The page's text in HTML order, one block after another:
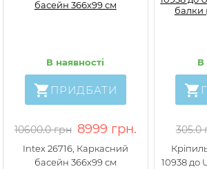
В наявності
ПРИДБАТИ
10600.0 грн 8999 грн.
Intex 26716, Каркасний
басейн 366х99 см
В
305.0
10938 до